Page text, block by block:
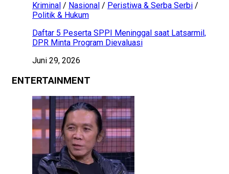
Kriminal / Nasional / Peristiwa & Serba Serbi /
Politik & Hukum
Daftar 5 Peserta SPPI Meninggal saat Latsarmil,
DPR Minta Program Dievaluasi
Juni 29, 2026
ENTERTAINMENT